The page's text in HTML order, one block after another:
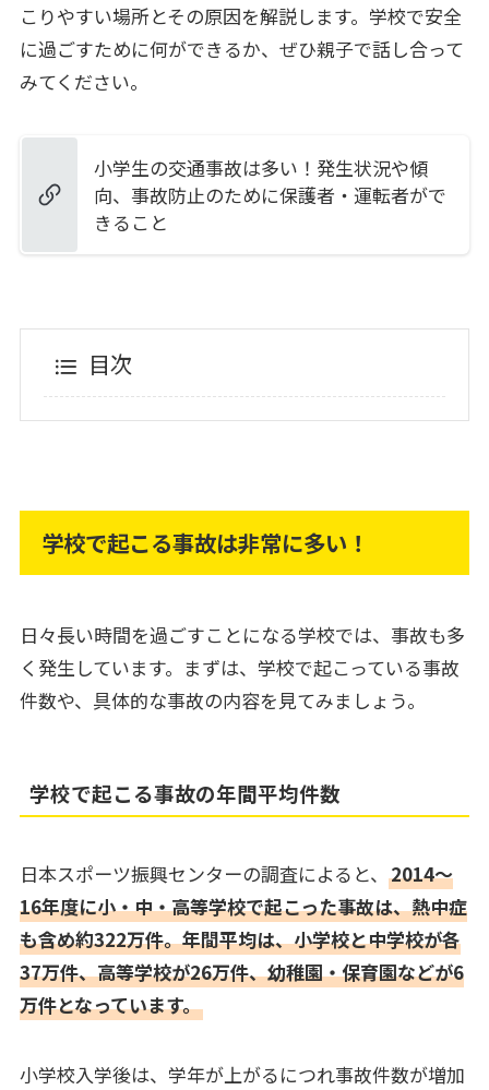
こりやすい場所とその原因を解説します。学校で安全
に過ごすために何ができるか、ぜひ親子で話し合って
みてください。
小学生の交通事故は多い！発生状況や傾
向、事故防止のために保護者・運転者がで
きること
目次
学校で起こる事故は非常に多い！
日々長い時間を過ごすことになる学校では、事故も多
く発生しています。まずは、学校で起こっている事故
件数や、具体的な事故の内容を見てみましょう。
学校で起こる事故の年間平均件数
日本スポーツ振興センターの調査によると、 2014～
16年度に小・中・高等学校で起こった事故は、熱中症
も含め約322万件。年間平均は、小学校と中学校が各
37万件、高等学校が26万件、幼稚園・保育園などが6
万件となっています。
小学校入学後は、学年が上がるにつれ事故件数が増加